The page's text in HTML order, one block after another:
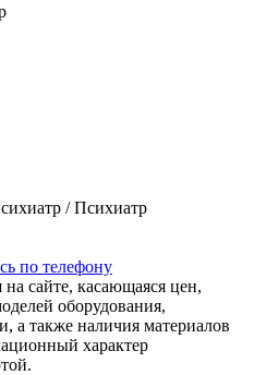
/ Психиатр
по телефону
сайте, касающаяся цен,
оборудования,
а также наличия материалов
характер